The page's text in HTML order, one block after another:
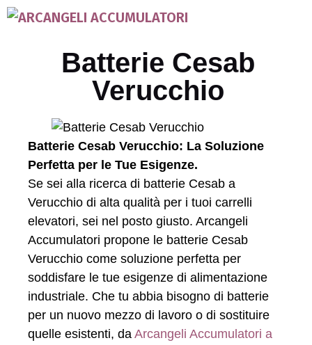
Batterie Cesab
Verucchio
Batterie Cesab Verucchio: La Soluzione
Perfetta per le Tue Esigenze.
Se sei alla ricerca di batterie Cesab a
Verucchio di alta qualità per i tuoi carrelli
elevatori, sei nel posto giusto. Arcangeli
Accumulatori propone le batterie Cesab
Verucchio come soluzione perfetta per
soddisfare le tue esigenze di alimentazione
industriale. Che tu abbia bisogno di batterie
per un nuovo mezzo di lavoro o di sostituire
quelle esistenti, da Arcangeli Accumulatori a